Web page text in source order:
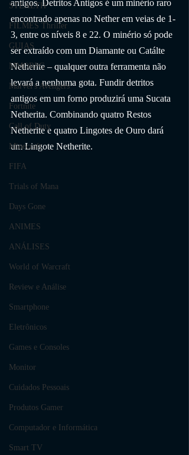
STEALTH
FILMES Thriller
GUIAS
MMORPG
Marvel's Avengers
Fortnite
Call of Duty
Minecraft
FIFA
Trials of Mana
Days Gone
ANIMES
ANÁLISES
World of Warcraft
Review e Análise
Smartphone
Eletrônicos
Games e Consoles
Monitor
Cuidados Pessoais
Produtos Gamer
Computador e Informática
Smart TV
antigos. Detritos Antigos é um minério raro
encontrado apenas no Nether em veias de 1-
3, entre os níveis 8 e 22. O minério só pode
ser extraído com um Diamante ou Catálte
Netherite – qualquer outra ferramenta não
levará a nenhuma gota. Fundir detritos
antigos em um forno produzirá uma Sucata
Netherita. Combinando quatro Restos
Netherite e quatro Lingotes de Ouro dará
um Lingote Netherite.